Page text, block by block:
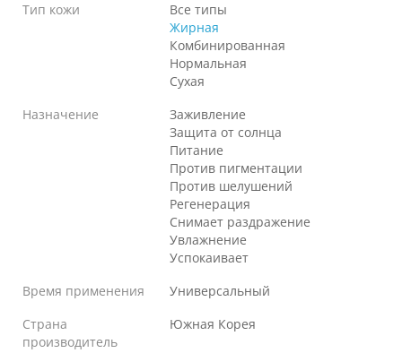
Тип кожи
Все типы
Жирная
Комбинированная
Нормальная
Сухая
Назначение
Заживление
Защита от солнца
Питание
Против пигментации
Против шелушений
Регенерация
Снимает раздражение
Увлажнение
Успокаивает
Время применения
Универсальный
Страна
производитель
Южная Корея